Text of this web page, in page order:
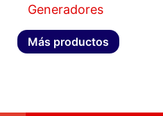
Generadores
Más productos